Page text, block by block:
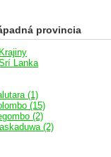
provincia
Krajiny
Lanka
(1)
(15)
(2)
(2)